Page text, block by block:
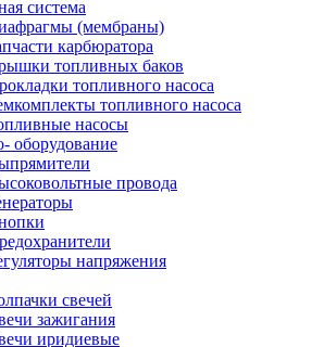
система
(мембраны)
карбюратора
топливных баков
топливного насоса
топливного насоса
насосы
оборудование
провода
напряжения
свечей
зажигания
иридиевые